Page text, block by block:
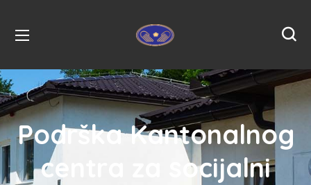
Podrška Kantonalnog
centra za socijalni